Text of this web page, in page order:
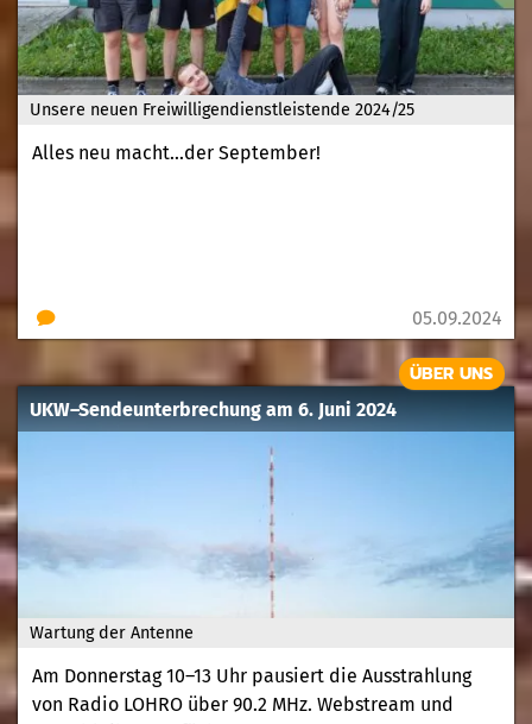
Unsere neuen Freiwilligendienstleistende 2024/25
Alles neu macht...der September!
05.09.2024
Wartung der Antenne
UKW–Sendeunterbrechung am 6. Juni 2024
ÜBER UNS
Am Donnerstag 10–13 Uhr pausiert die Ausstrahlung
von Radio LOHRO über 90.2 MHz. Webstream und